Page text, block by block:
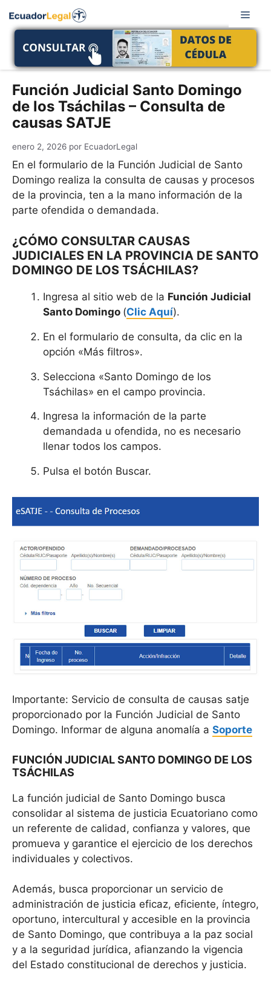
Función Judicial Santo Domingo
de los Tsáchilas – Consulta de
causas SATJE
enero 2, 2026 por EcuadorLegal
En el formulario de la Función Judicial de Santo
Domingo realiza la consulta de causas y procesos
de la provincia, ten a la mano información de la
parte ofendida o demandada.
¿CÓMO CONSULTAR CAUSAS
JUDICIALES EN LA PROVINCIA DE SANTO
DOMINGO DE LOS TSÁCHILAS?
Ingresa al sitio web de la Función Judicial
Santo Domingo (Clic Aquí).
En el formulario de consulta, da clic en la
opción «Más filtros».
Selecciona «Santo Domingo de los
Tsáchilas» en el campo provincia.
Ingresa la información de la parte
demandada u ofendida, no es necesario
llenar todos los campos.
Pulsa el botón Buscar.
Importante: Servicio de consulta de causas satje
proporcionado por la Función Judicial de Santo
Domingo. Informar de alguna anomalía a Soporte
FUNCIÓN JUDICIAL SANTO DOMINGO DE LOS
TSÁCHILAS
La función judicial de Santo Domingo busca
consolidar al sistema de justicia Ecuatoriano como
un referente de calidad, confianza y valores, que
promueva y garantice el ejercicio de los derechos
individuales y colectivos.
Además, busca proporcionar un servicio de
administración de justicia eficaz, eficiente, íntegro,
oportuno, intercultural y accesible en la provincia
de Santo Domingo, que contribuya a la paz social
y a la seguridad jurídica, afianzando la vigencia
del Estado constitucional de derechos y justicia.